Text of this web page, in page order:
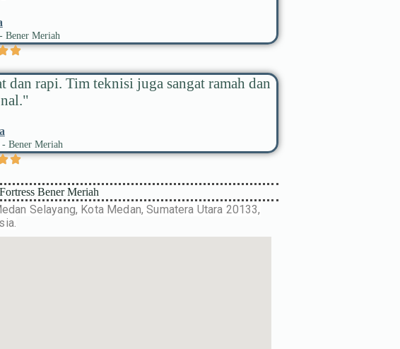
Bener Meriah
dan rapi. Tim teknisi juga sangat ramah dan
- Bener Meriah
Bener Meriah
Selayang, Kota Medan, Sumatera Utara 20133,